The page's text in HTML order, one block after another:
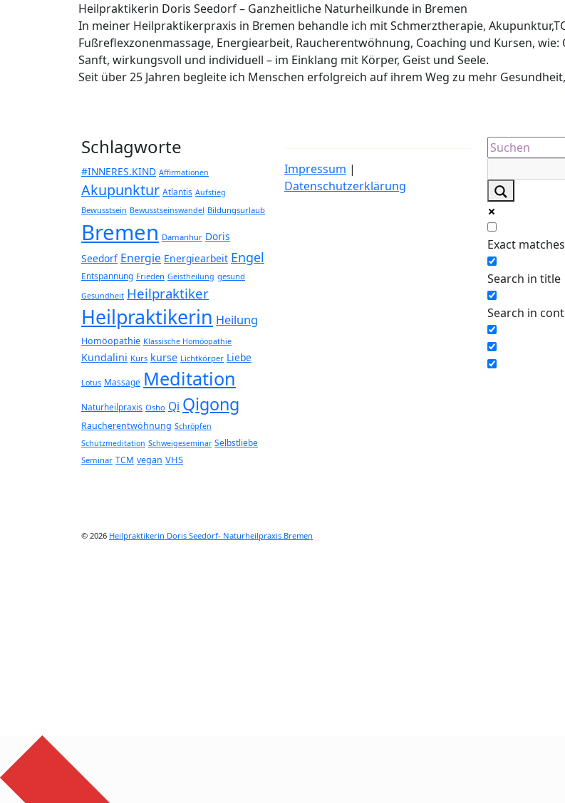
Heilpraktikerin Doris Seedorf – Ganzheitliche Naturheilkunde in Bremen
In meiner Heilpraktikerpraxis in Bremen behandle ich mit Schmerztherapie,
Fußreflexzonenmassage, Energiearbeit, Raucherentwöhnung, Coaching und Kursen,
Sanft, wirkungsvoll und individuell – im Einklang mit Körper, Geist und Seele.
Seit über 25 Jahren begleite ich Menschen erfolgreich auf ihrem Weg zu mehr
Schlagworte
#INNERES.KIND Affirmationen
Akupunktur Atlantis Aufstieg
Bewusstsein Bewusstseinswandel Bildungsurlaub
Bremen Damanhur Doris
Seedorf Energie Energiearbeit Engel
Entspannung Frieden Geistheilung gesund
Gesundheit Heilpraktiker
Heilpraktikerin Heilung
Homöopathie Klassische Homöopathie
Kundalini Kurs kurse Lichtkörper Liebe
Lotus Massage Meditation
Naturheilpraxis Osho Qi Qigong
Raucherentwöhnung Schröpfen
Schutzmeditation Schweigeseminar Selbstliebe
Seminar TCM vegan VHS
Impressum |
Datenschutzerklärung
Exact
Search in title
Search in
© 2026 Heilpraktikerin Doris Seedorf- Naturheilpraxis Bremen